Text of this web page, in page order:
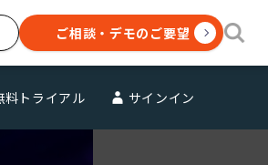
ご相談・デモのご要望
料トライアル サインイン